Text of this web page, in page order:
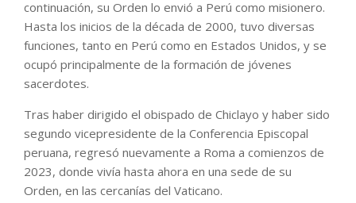
continuación, su Orden lo envió a Perú como misionero.
Hasta los inicios de la década de 2000, tuvo diversas
funciones, tanto en Perú como en Estados Unidos, y se
ocupó principalmente de la formación de jóvenes
sacerdotes.
Tras haber dirigido el obispado de Chiclayo y haber sido
segundo vicepresidente de la Conferencia Episcopal
peruana, regresó nuevamente a Roma a comienzos de
2023, donde vivía hasta ahora en una sede de su
Orden, en las cercanías del Vaticano.